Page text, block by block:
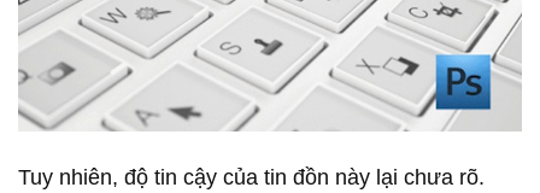
Tuy nhiên, độ tin cậy của tin đồn này lại chưa rõ.